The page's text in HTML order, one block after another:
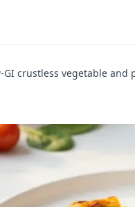
GI crustless vegetable